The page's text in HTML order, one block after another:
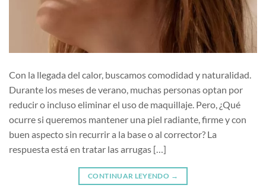
Con la llegada del calor, buscamos comodidad y naturalidad.
Durante los meses de verano, muchas personas optan por
reducir o incluso eliminar el uso de maquillaje. Pero, ¿Qué
ocurre si queremos mantener una piel radiante, firme y con
buen aspecto sin recurrir a la base o al corrector? La
respuesta está en tratar las arrugas […]
CONTINUAR LEYENDO →